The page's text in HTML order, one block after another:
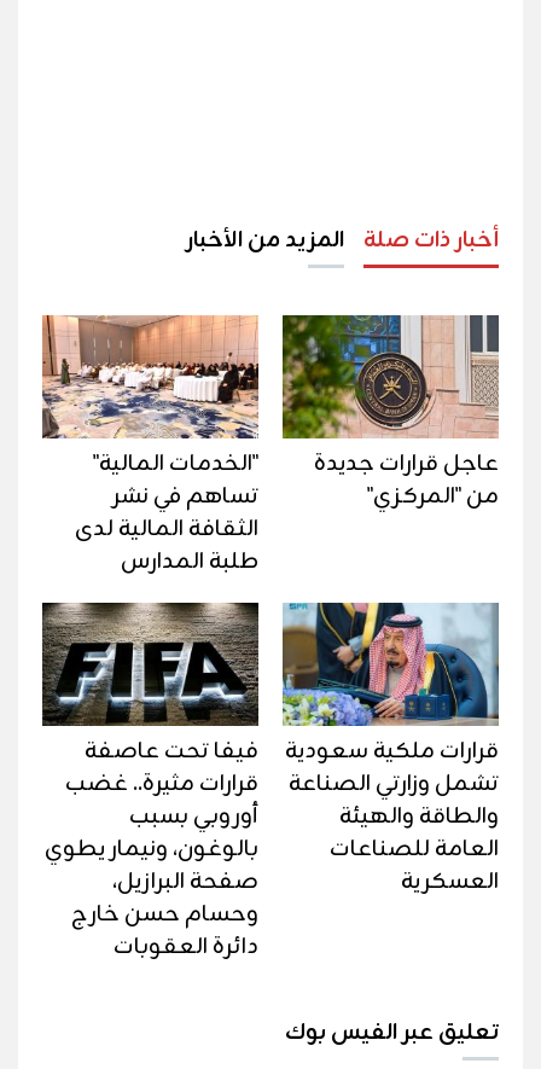
أخبار ذات صلة المزيد من الأخبار
عاجل قرارات جديدة
من "المركزي"
"الخدمات المالية"
تساهم في نشر
الثقافة المالية لدى
طلبة المدارس
قرارات ملكية سعودية
تشمل وزارتي الصناعة
والطاقة والهيئة
العامة للصناعات
العسكرية
فيفا تحت عاصفة
قرارات مثيرة.. غضب
أوروبي بسبب
بالوغون، ونيمار يطوي
صفحة البرازيل،
وحسام حسن خارج
دائرة العقوبات
تعليق عبر الفيس بوك